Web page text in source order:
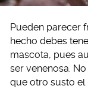
Pueden parecer
hecho debes
mascota, pues
ser venenosa.
que otro susto el